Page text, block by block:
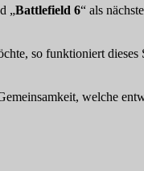
„Battlefield 6“ als
so funktioniert
welche